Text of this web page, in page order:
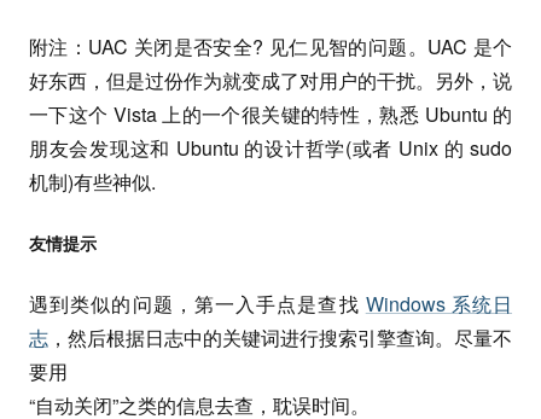
附注：UAC 关闭是否安全? 见仁见智的问题。UAC 是个
好东西，但是过份作为就变成了对用户的干扰。另外，说
一下这个 Vista 上的一个很关键的特性，熟悉 Ubuntu 的
朋友会发现这和 Ubuntu 的设计哲学(或者 Unix 的 sudo
机制)有些神似.
友情提示
遇到类似的问题，第一入手点是查找 Windows 系统日
志 ，然后根据日志中的关键词进行搜索引擎查询。尽量不
要用
“自动关闭”之类的信息去查，耽误时间。